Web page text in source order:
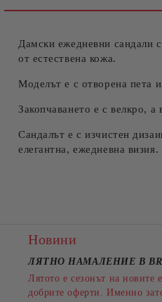
Съгласен съм с
Дамски ежедневни сандали
от естествена кожа.
Моделът е с отворена пета
Закопчаването е с велкро,
Сандалът е с изчистен
елегантна, ежедневна визия.
Новини
ЛЯТНО НАМАЛЕНИЕ В
Лятото е сезонът на
добрите оферти. Именно